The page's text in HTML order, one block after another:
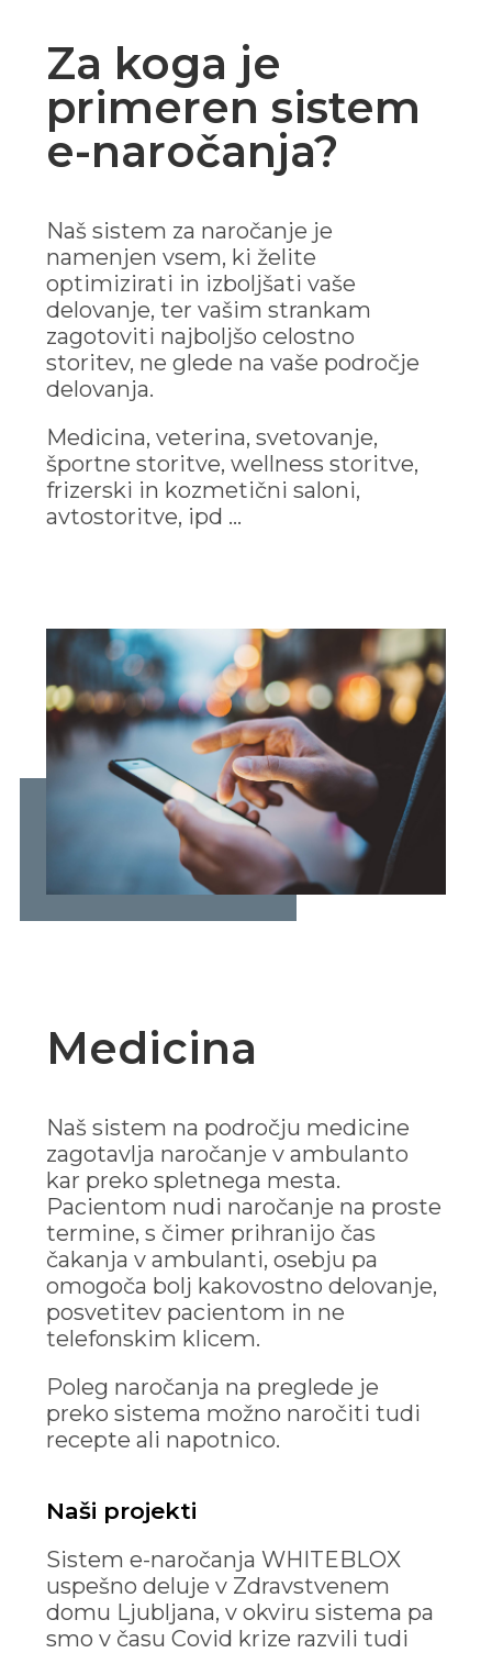
Za koga je
primeren sistem
e-naročanja?
Naš sistem za naročanje je
namenjen vsem, ki želite
optimizirati in izboljšati vaše
delovanje, ter vašim strankam
zagotoviti najboljšo celostno
storitev, ne glede na vaše področje
delovanja.
Medicina, veterina, svetovanje,
športne storitve, wellness storitve,
frizerski in kozmetični saloni,
avtostoritve, ipd …
Medicina
Naš sistem na področju medicine
zagotavlja naročanje v ambulanto
kar preko spletnega mesta.
Pacientom nudi naročanje na proste
termine, s čimer prihranijo čas
čakanja v ambulanti, osebju pa
omogoča bolj kakovostno delovanje,
posvetitev pacientom in ne
telefonskim klicem.
Poleg naročanja na preglede je
preko sistema možno naročiti tudi
recepte ali napotnico.
Naši projekti
Sistem e-naročanja WHITEBLOX
uspešno deluje v Zdravstvenem
domu Ljubljana, v okviru sistema pa
smo v času Covid krize razvili tudi